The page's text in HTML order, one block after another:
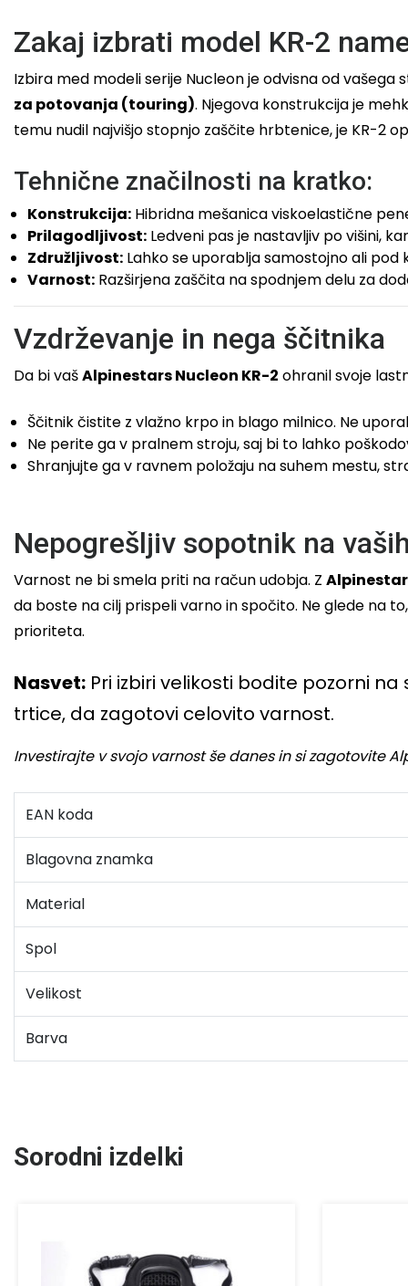
Zakaj izbrati model KR-2
Izbira med modeli serije Nucleon je odvisna od
za potovanja (touring). Njegova konstrukcija je
temu nudil najvišjo stopnjo zaščite hrbtenice, je KR-2
Tehnične značilnosti na kratko:
Konstrukcija: Hibridna mešanica viskoelastične
Prilagodljivost: Ledveni pas je nastavljiv po višini,
Združljivost: Lahko se uporablja samostojno ali
Varnost: Razširjena zaščita na spodnjem delu za
Vzdrževanje in nega ščitnika
Da bi vašAlpinestars Nucleon KR-2 ohranil svoje
Ščitnik čistite z vlažno krpo in blago milnico. Ne
Ne perite ga v pralnem stroju, saj bi to lahko
Shranjujte ga v ravnem položaju na suhem mestu,
Nepogrešljiv sopotnik na
Varnost ne bi smela priti na račun udobja. Z
da boste na cilj prispeli varno in spočito. Ne glede na
prioriteta.
Nasvet: Pri izbiri velikosti bodite pozorni
trtice, da zagotovi celovito varnost.
Investirajte v svojo varnost še danes in si zagotovite
EAN koda
Blagovna znamka
Material
Spol
Velikost
Barva
Sorodni izdelki